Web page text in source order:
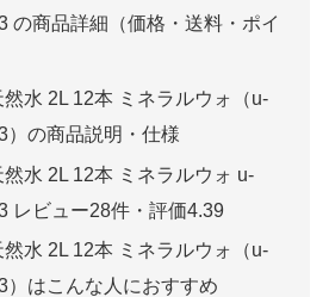
の商品詳細（価格・送料・ポイ
水 2L 12本 ミネラルウォ（u-
）の商品説明・仕様
水 2L 12本 ミネラルウォ u-
レビュー28件・評価4.39
水 2L 12本 ミネラルウォ（u-
）はこんな人におすすめ